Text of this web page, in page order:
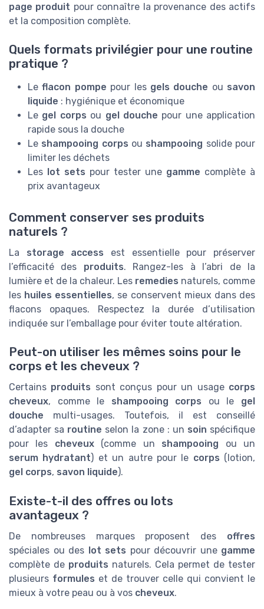
page produit pour connaître la provenance des actifs
et la composition complète.
Quels formats privilégier pour une routine
pratique ?
Leflacon pompe pour les gels douche ou savon
liquide : hygiénique et économique
Le gel corps ou gel douche pour une application
rapide sous la douche
Le shampooing corps ou shampooing solide pour
limiter les déchets
Les lot sets pour tester une gamme complète à
prix avantageux
Comment conserver ses produits
naturels ?
La storage access est essentielle pour préserver
l’efficacité des produits. Rangez-les à l’abri de la
lumière et de la chaleur. Les remedies naturels, comme
les huiles essentielles, se conservent mieux dans des
flacons opaques. Respectez la durée d’utilisation
indiquée sur l’emballage pour éviter toute altération.
Peut-on utiliser les mêmes soins pour le
corps et les cheveux ?
Certains produits sont conçus pour un usage corps
cheveux, comme le shampooing corps ou le gel
douche multi-usages. Toutefois, il est conseillé
d’adapter sa routine selon la zone : un soin spécifique
pour les cheveux(comme un shampooing ou un
serum hydratant) et un autre pour le corps (lotion,
gel corps, savon liquide).
Existe-t-il des offres ou lots
avantageux ?
De nombreuses marques proposent des offres
spéciales ou des lot sets pour découvrir une gamme
complète de produits naturels. Cela permet de tester
plusieurs formules et de trouver celle qui convient le
mieux à votre peau ou à vos cheveux.